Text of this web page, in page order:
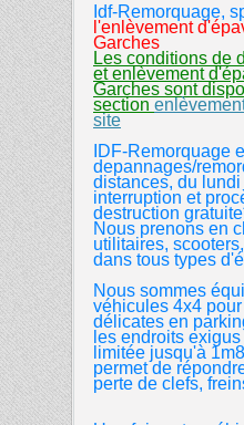
Idf-Remorquage,
l'enlèvement
Garches
Les conditions de
et enlèvement
Garches sont
section
site
IDF-Remorquage
depannages/
distances, du
interruption et
destruction
Nous prenons en
utilitaires,
dans tous types
Nous sommes
véhicules 4x4
délicates en
les endroits
limitée jusqu'à
permet de
perte de clefs,